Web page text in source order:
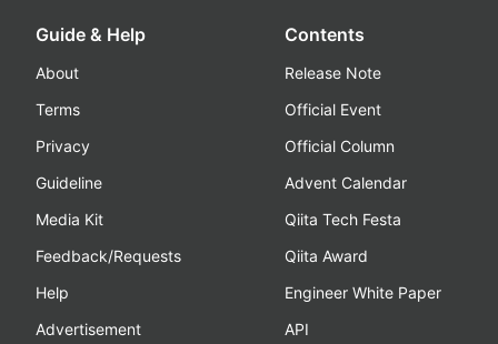
Guide & Help
About
Terms
Privacy
Guideline
Media Kit
Feedback/Requests
Help
Advertisement
Contents
Release Note
Official Event
Official Column
Advent Calendar
Qiita Tech Festa
Qiita Award
Engineer White Paper
API